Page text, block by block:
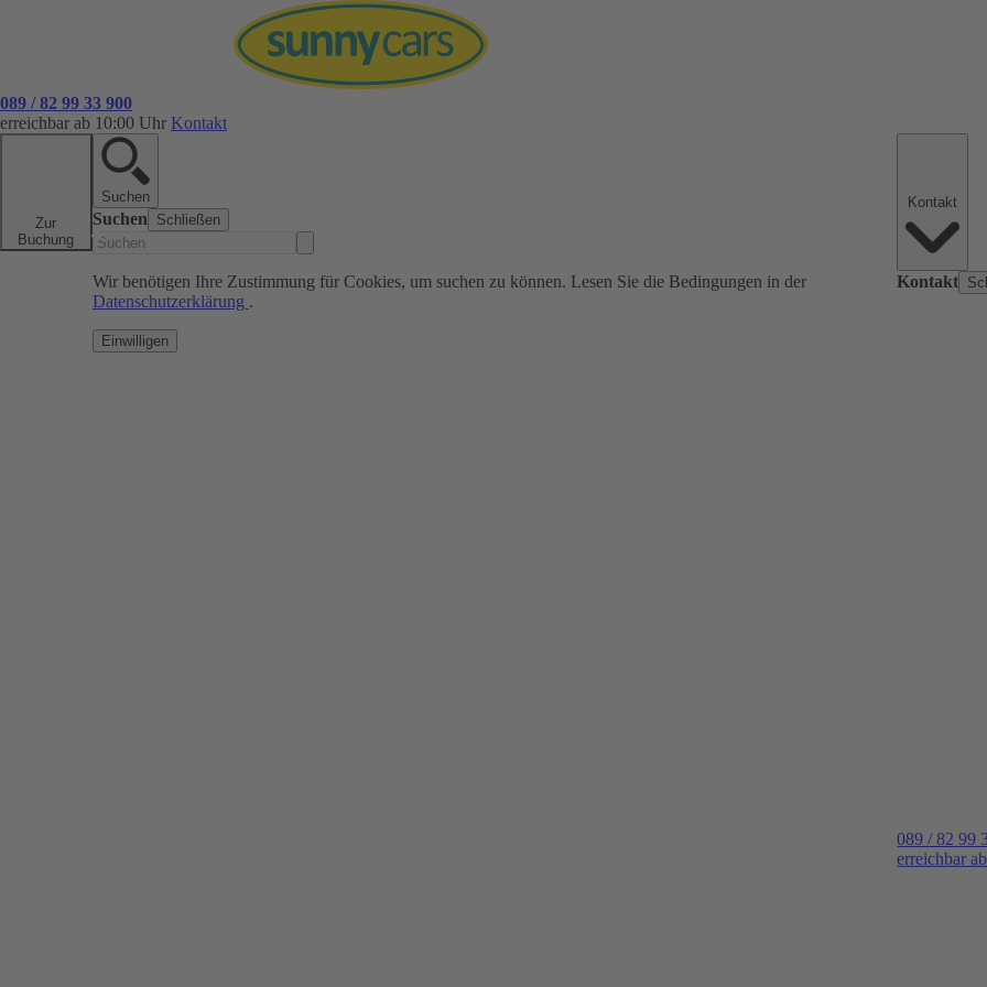
089 / 82 99 33 900
erreichbar ab 10:00 Uhr Kontakt
Zur
Buchung
Suchen
Suchen Schließen
Wir benötigen Ihre Zustimmung für Cookies, um suchen zu können. Lesen Sie die Bedingungen in der
Datenschutzerklärung .
Einwilligen
Kontakt
089 / 82 99
erreichbar